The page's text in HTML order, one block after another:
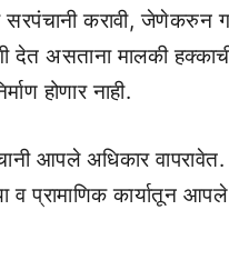
सरपंचानी करावी, जेणेकरुन
देत असताना मालकी
होणार नाही.
आपले अधिकार
प्रामाणिक कार्यातून आपले